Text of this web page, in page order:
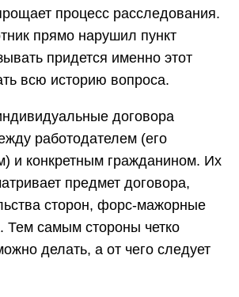
процесс расследования.
прямо нарушил пункт
придется именно этот
всю историю вопроса.
договора
работодателем (его
и конкретным гражданином. Их
предмет договора,
сторон, форс-мажорные
Тем самым стороны четко
делать, а от чего следует